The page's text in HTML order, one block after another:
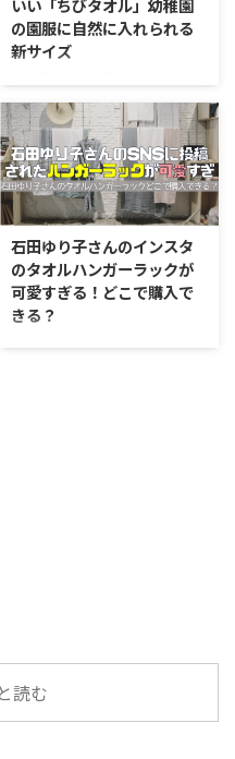
いい「ちびタオル」幼稚園
の園服に自然に入れられる
新サイズ
にもっていかせるハンカチ。 最近
では園や学校からタオル生地で指
定されることが増えてきていま
す。やはりしっかりお水を吸える
タオル生地は優秀。油断するとす
ぐに手が汚れる子供たちですか
ら、しっかりとしたハンカチを持
たせて欲しいというが先生たちの
希望なのでしょう。 ちびタオル
サイズは子供にぴったり ハンカ
チタオルというサイズも多くあり
石田ゆり子さんのインスタ
のタオルハンガーラックが
可愛すぎる！どこで購入で
きる？
のタオルがナチュラルな雰囲気 ...
読む